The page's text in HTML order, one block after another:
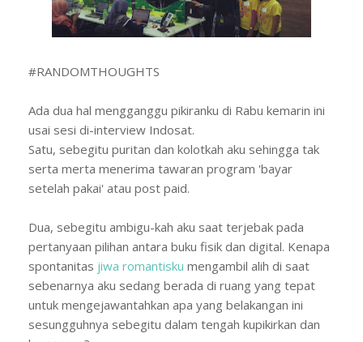
#RANDOMTHOUGHTS
Ada dua hal mengganggu pikiranku di Rabu kemarin ini
usai sesi di-interview Indosat.
Satu, sebegitu puritan dan kolotkah aku sehingga tak
serta merta menerima tawaran program 'bayar
setelah pakai' atau post paid.
Dua, sebegitu ambigu-kah aku saat terjebak pada
pertanyaan pilihan antara buku fisik dan digital. Kenapa
spontanitas jiwa romantisku mengambil alih di saat
sebenarnya aku sedang berada di ruang yang tepat
untuk mengejawantahkan apa yang belakangan ini
sesungguhnya sebegitu dalam tengah kupikirkan dan